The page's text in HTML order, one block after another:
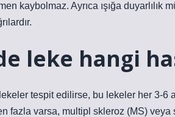
kaybolmaz. Ayrıca ışığa duyarlılık
leke hangi
lekeler tespit edilirse, bu lekeler her 3-
fazla varsa, multipl skleroz (MS)